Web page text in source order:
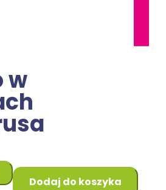
w
Dodaj do koszyka